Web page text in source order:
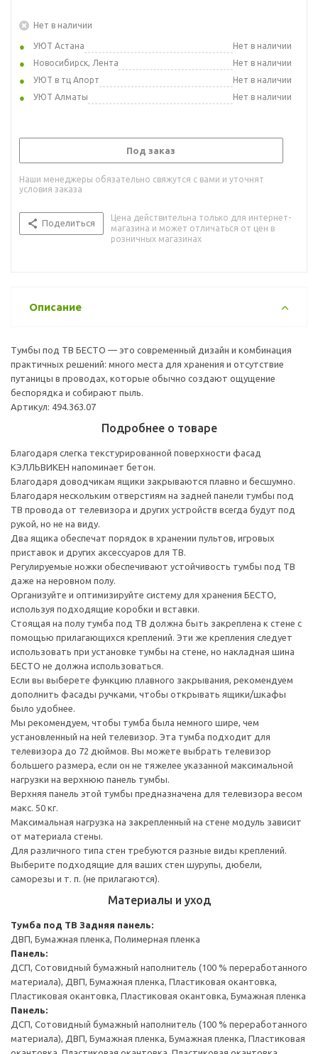
Нет в наличии
УЮТ Астана
Нет в наличии
Новосибирск, Лента
Нет в наличии
УЮТ в тц Апорт
Нет в наличии
УЮТ Алматы
Нет в наличии
Под заказ
Наши менеджеры обязательно свяжутся с вами и уточнят
условия заказа
Поделиться
Цена действительна только для интернет-
магазина и может отличаться от цен в
розничных магазинах
Описание
Тумбы под ТВ БЕСТО — это современный дизайн и комбинация
практичных решений: много места для хранения и отсутствие
путаницы в проводах, которые обычно создают ощущение
беспорядка и собирают пыль.
Артикул: 494.363.07
Подробнее о товаре
Благодаря слегка текстурированной поверхности фасад
КЭЛЛЬВИКЕН напоминает бетон.
Благодаря доводчикам ящики закрываются плавно и бесшумно.
Благодаря нескольким отверстиям на задней панели тумбы под
ТВ провода от телевизора и других устройств всегда будут под
рукой, но не на виду.
Два ящика обеспечат порядок в хранении пультов, игровых
приставок и других аксессуаров для ТВ.
Регулируемые ножки обеспечивают устойчивость тумбы под ТВ
даже на неровном полу.
Организуйте и оптимизируйте систему для хранения БЕСТО,
используя подходящие коробки и вставки.
Стоящая на полу тумба под ТВ должна быть закреплена к стене с
помощью прилагающихся креплений. Эти же крепления следует
использовать при установке тумбы на стене, но накладная шина
БЕСТО не должна использоваться.
Если вы выберете функцию плавного закрывания, рекомендуем
дополнить фасады ручками, чтобы открывать ящики/шкафы
было удобнее.
Мы рекомендуем, чтобы тумба была немного шире, чем
установленный на ней телевизор. Эта тумба подходит для
телевизора до 72 дюймов. Вы можете выбрать телевизор
большего размера, если он не тяжелее указанной максимальной
нагрузки на верхнюю панель тумбы.
Верхняя панель этой тумбы предназначена для телевизора весом
макс. 50 кг.
Максимальная нагрузка на закрепленный на стене модуль зависит
от материала стены.
Для различного типа стен требуются разные виды креплений.
Выберите подходящие для ваших стен шурупы, дюбели,
саморезы и т. п. (не прилагаются).
Материалы и уход
Тумба под ТВ Задняя панель:
ДВП, Бумажная пленка, Полимерная пленка
Панель:
ДСП, Сотовидный бумажный наполнитель (100 % переработанного
материала), ДВП, Бумажная пленка, Пластиковая окантовка,
Пластиковая окантовка, Пластиковая окантовка, Бумажная пленка
Панель:
ДСП, Сотовидный бумажный наполнитель (100 % переработанного
материала), ДВП, Бумажная пленка, Бумажная пленка, Пластиковая